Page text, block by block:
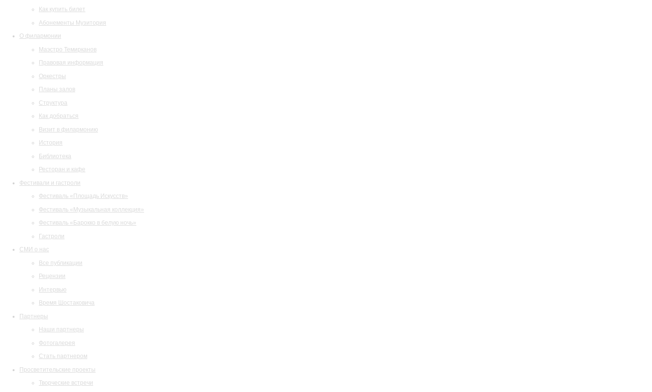
Как купить билет
Абонементы Музитория
О филармонии
Маэстро Темирканов
Правовая информация
Оркестры
Планы залов
Структура
Как добраться
Визит в филармонию
История
Библиотека
Ресторан и кафе
Фестивали и гастроли
Фестиваль «Площадь Искусств»
Фестиваль «Музыкальная коллекция»
Фестиваль «Барокко в белую ночь»
Гастроли
СМИ о нас
Все публикации
Рецензии
Интервью
Время Шостаковича
Партнеры
Наши партнеры
Фотогалерея
Стать партнером
Просветительские проекты
Творческие встречи